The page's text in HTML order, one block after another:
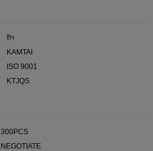
চীন
KAMTAI
ISO 9001
KTJQS
300PCS
NEGOTIATE